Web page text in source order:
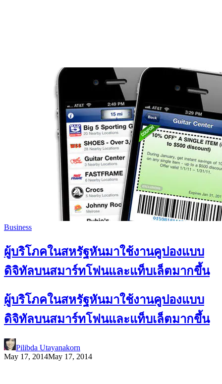
Business
ผู้บริโภคในสหรัฐหันมาใช้งานคูปองแบบ
ดิจิทัลบนสมาร์ทโฟนและแท็บเล็ตมากขึ้น
ผู้บริโภคในสหรัฐหันมาใช้งานคูปองแบบ
ดิจิทัลบนสมาร์ทโฟนและแท็บเล็ตมากขึ้น
Pilibda Utayanakorn
May 17, 2014May 17, 2014